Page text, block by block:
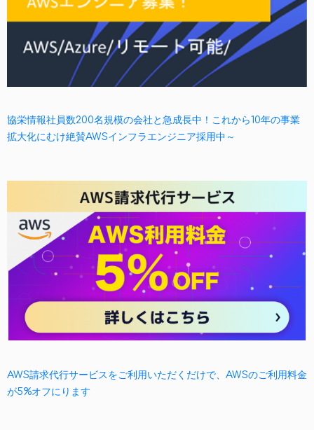
協栄情報社員数200名規模の会社と急成長中！これから10年の事業
拡大化にむけ絶賛AWSインフラエンジニア採用中～
AWS請求代行サービスをご利用いただくだけで、AWSのご利用料金
が5%オフにります